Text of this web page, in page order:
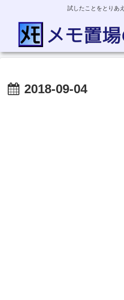
試したことをとりあ
2018-09-04